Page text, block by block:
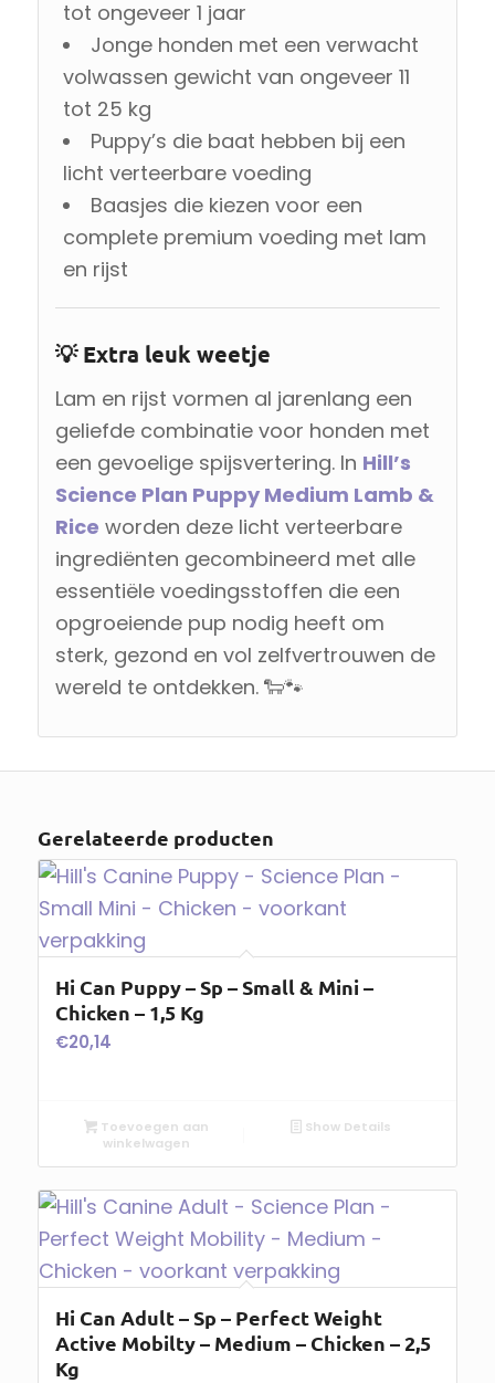
tot ongeveer 1 jaar
Jonge honden met een verwacht
volwassen gewicht van ongeveer 11
tot 25 kg
Puppy’s die baat hebben bij een
licht verteerbare voeding
Baasjes die kiezen voor een
complete premium voeding met lam
en rijst
💡 Extra leuk weetje
Lam en rijst vormen al jarenlang een
geliefde combinatie voor honden met
een gevoelige spijsvertering. In Hill’s
Science Plan Puppy Medium Lamb &
Rice worden deze licht verteerbare
ingrediënten gecombineerd met alle
essentiële voedingsstoffen die een
opgroeiende pup nodig heeft om
sterk, gezond en vol zelfvertrouwen de
wereld te ontdekken. 🐑🐾
Gerelateerde producten
Hi Can Puppy – Sp – Small & Mini –
Chicken – 1,5 Kg
€20,14
Toevoegen aan
winkelwagen
Show Details
Hi Can Adult – Sp – Perfect Weight
Active Mobilty – Medium – Chicken – 2,5
Kg